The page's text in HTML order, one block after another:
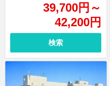
39,700円 ～
42,200円
検索